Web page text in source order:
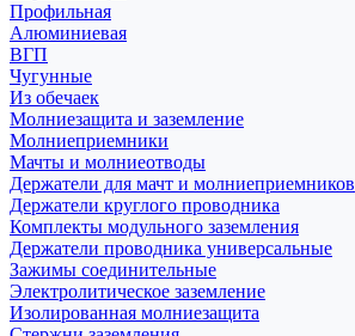
Профильная
Алюминиевая
ВГП
Чугунные
Из обечаек
Молниезащита и заземление
Молниеприемники
Мачты и молниеотводы
Держатели для мачт и молниеприемников
Держатели круглого проводника
Комплекты модульного заземления
Держатели проводника универсальные
Зажимы соединительные
Электролитическое заземление
Изолированная молниезащита